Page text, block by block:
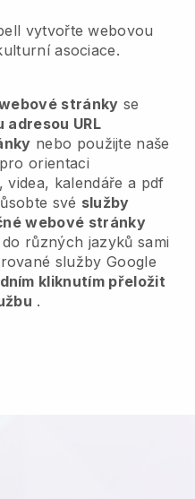
vytvořte webovou
asociace.
stránky se
adresou URL
nebo použijte naše
pro orientaci
videa, kalendáře a pdf
své služby
webové stránky
různých jazyků sami
služby Google
kliknutím přeložit
.